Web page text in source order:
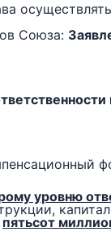
Союза:
уровню
пятьсот